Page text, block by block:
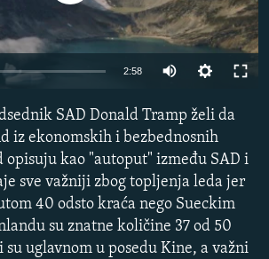
BIH 2024.
240p 360p
2:58
480p
720p
1080p
SAD Donald Tramp želi da
iz ekonomskih i bezbednosnih
opisuju kao "autoput" između SAD i
sve važniji zbog topljenja leda jer
40 odsto kraća nego Sueckim
su znatne količine 37 od 50
uglavnom u posedu Kine, a važni